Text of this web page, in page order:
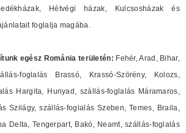
Hétvégi házak, Kulcsosházak és
foglalja magába.
egész Románia területén: Fehér, Arad, Bihar,
foglalás Brassó, Krassó-Szörény, Kolozs,
Hargita, Hunyad, szállás-foglalás Máramaros,
Szilágy, szállás-foglalás Szeben, Temes, Braila,
Delta, Tengerpart, Bakó, Neamt, szállás-foglalás